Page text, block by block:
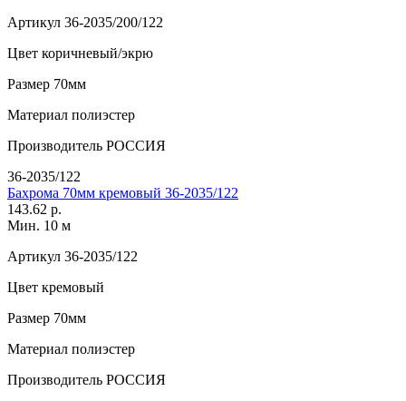
Артикул 36-2035/200/122
Цвет коричневый/экрю
Размер 70мм
Материал полиэстер
Производитель РОССИЯ
36-2035/122
Бахрома 70мм кремовый 36-2035/122
143.62 р.
Мин. 10 м
Артикул 36-2035/122
Цвет кремовый
Размер 70мм
Материал полиэстер
Производитель РОССИЯ